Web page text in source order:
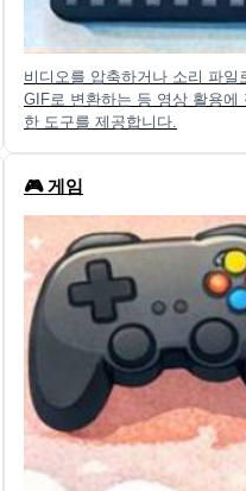
비디오를 압축하거나 소리 파일
GIF로 변환하는 등 영상 활용에
한 도구를 제공합니다.
🎮 게임